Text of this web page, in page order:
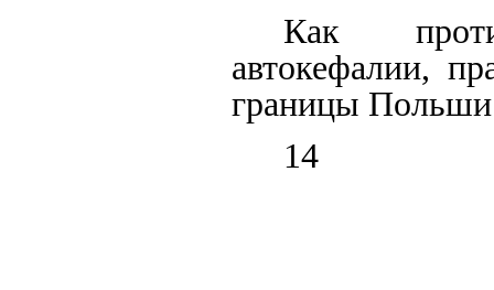
Как
автокефалии,
границы
14